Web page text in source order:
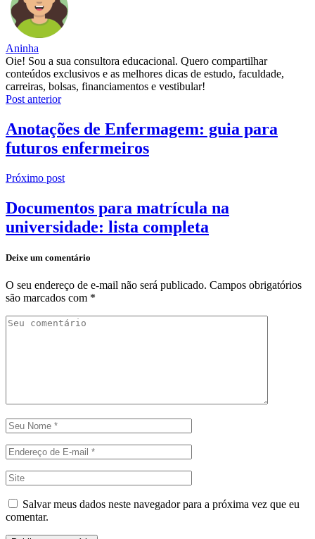
Aninha
Oie! Sou a sua consultora educacional. Quero compartilhar
conteúdos exclusivos e as melhores dicas de estudo, faculdade,
carreiras, bolsas, financiamentos e vestibular!
Post anterior
Anotações de Enfermagem: guia para
futuros enfermeiros
Próximo post
Documentos para matrícula na
universidade: lista completa
Deixe um comentário
O seu endereço de e-mail não será publicado. Campos obrigatórios
são marcados com *
Salvar meus dados neste navegador para a próxima vez que eu
comentar.